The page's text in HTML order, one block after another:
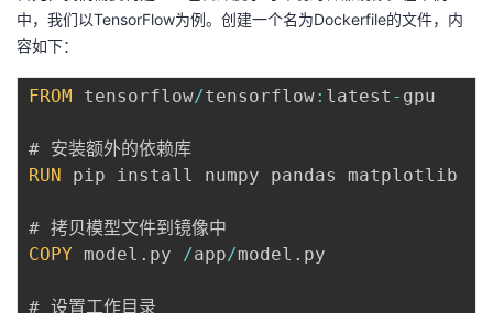
播
活
的
程
认
证
的
实
我
的
藏
支
声
中，我们以TensorFlow为例。创建一个名为Dockerfile的文件，内
容如下：
FROM tensorflow/tensorflow: latest - gpu
RUN
pip install numpy pandas matplotlib
COPY model . py /app/model . py